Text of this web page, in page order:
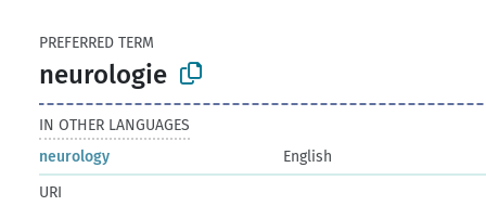
PREFERRED TERM
neurologie
IN OTHER LANGUAGES
neurology
English
URI